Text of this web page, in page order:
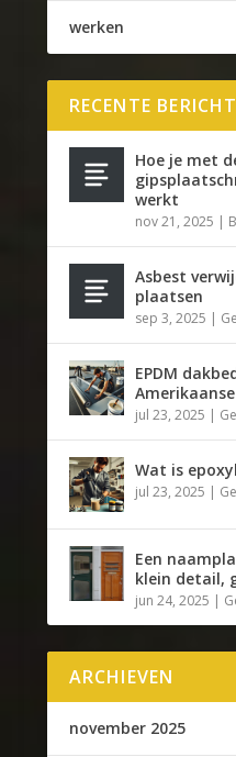
werken
RECENTE
Hoe je met
werkt
nov 21, 2025 |
Asbest
plaatsen
sep 3, 2025 |
EPDM
jul 23, 2025 |
Wat is
jul 23, 2025 |
Een
klein detail,
jun 24, 2025 |
ARCHIEVEN
november 2025